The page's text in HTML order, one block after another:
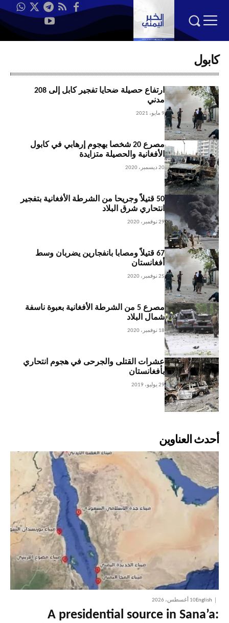
كابول
ارتفاع حصيلة ضحايا تفجير كابل إلى 208
مدني
9 مايو، 2021
مصرع 20 شخصا بهجوم إرهابي في كابول
الأفغانية والحصيلة متزايدة
20 ديسمبر، 2020
50 قتيلاً وجريحا من الشرطة الأفغانية بتفجير
انتحاري شرق البلاد
29 نوفمبر، 2020
67 قتيلاً ومصابا بانفجارين يضربان وسط
أفغانستان
25 نوفمبر، 2020
مصرع 5 من الشرطة الأفغانية بعبوة ناسفة
شمال البلاد
18 نوفمبر، 2020
عشرات القتلى والجرحى في هجوم انتحاري
بأفغانستان
29 يوليو، 2019
أحدث العناوين
English10 أغسطس، 2026
A presidential source in Sana’a: